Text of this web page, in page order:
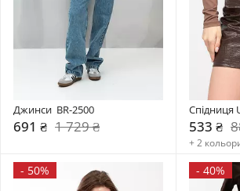
Джинси  BR-2500
691 ₴ 1 729 ₴
Спідниця
533 ₴
+ 2
- 50% - 40%